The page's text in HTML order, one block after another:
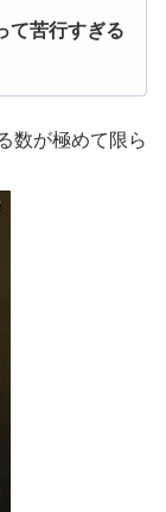
て苦行すぎる
数が極めて限ら